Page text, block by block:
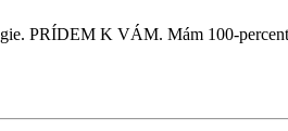
PRÍDEM K VÁM. Mám 100-